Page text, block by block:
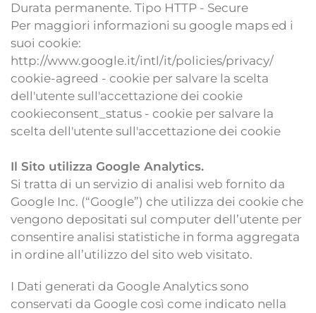
Durata permanente. Tipo HTTP - Secure
Per maggiori informazioni su google maps ed i
suoi cookie:
http://www.google.it/intl/it/policies/privacy/
cookie-agreed - cookie per salvare la scelta
dell'utente sull'accettazione dei cookie
cookieconsent_status - cookie per salvare la
scelta dell'utente sull'accettazione dei cookie
Il Sito utilizza Google Analytics.
Si tratta di un servizio di analisi web fornito da
Google Inc. (“Google”) che utilizza dei cookie che
vengono depositati sul computer dell’utente per
consentire analisi statistiche in forma aggregata
in ordine all’utilizzo del sito web visitato.
I Dati generati da Google Analytics sono
conservati da Google così come indicato nella